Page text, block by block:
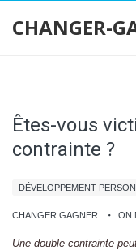
CHANGER-
Êtes-vous
contrainte ?
DÉVELOPPEMENT
CHANGER GAGNER ON
Une double contrainte